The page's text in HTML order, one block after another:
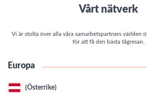
Vårt nätverk
Vi är stolta över alla våra samarbetspartners världen
för att få den bästa tågresan.
Europa
(Österrike)